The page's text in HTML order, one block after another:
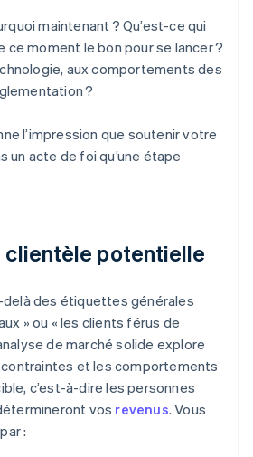
maintenant ? Qu’est-ce qui
ce moment le bon pour se lancer ?
aux comportements des
?
l’impression que soutenir votre
un acte de foi qu’une étape
clientèle potentielle
delà des étiquettes générales
» ou « les clients férus de
de marché solide explore
et les comportements
c’est-à-dire les personnes
vos revenus. Vous
: